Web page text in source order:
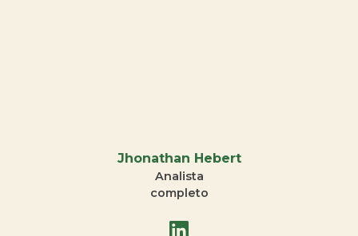
Jhonathan Hebert
Analista
completo